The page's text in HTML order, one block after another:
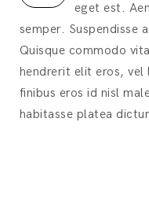
eget est.
semper. Suspendisse
Quisque commodo
hendrerit elit eros,
finibus eros id nisl
habitasse platea